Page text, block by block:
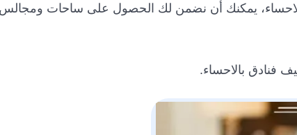
يمكنك أن نضمن لك الحصول على ساحات
فنادق بالاحساء.